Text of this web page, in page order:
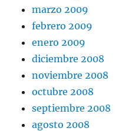
marzo 2009
febrero 2009
enero 2009
diciembre 2008
noviembre 2008
octubre 2008
septiembre 2008
agosto 2008